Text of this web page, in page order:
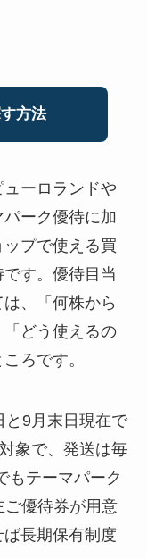
方法
ーロランドや
ーク優待に加
プで使える買
す。優待目当
、「何株から
どう使えるの
ろです。
と9月末日現在で
象で、発送は毎
もテーマパーク
優待券が用意
長期保有制度